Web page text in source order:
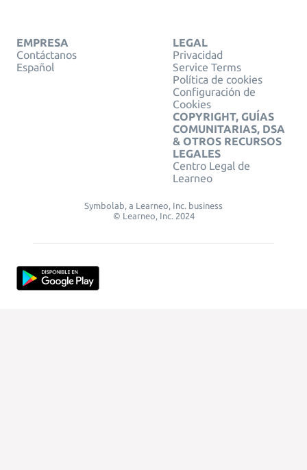
EMPRESA
Contáctanos
Español
LEGAL
Privacidad
Service Terms
Política de cookies
Configuración de
Cookies
COPYRIGHT, GUÍAS
COMUNITARIAS, DSA
& OTROS RECURSOS
LEGALES
Centro Legal de
Learneo
Symbolab, a Learneo, Inc. business
© Learneo, Inc. 2024